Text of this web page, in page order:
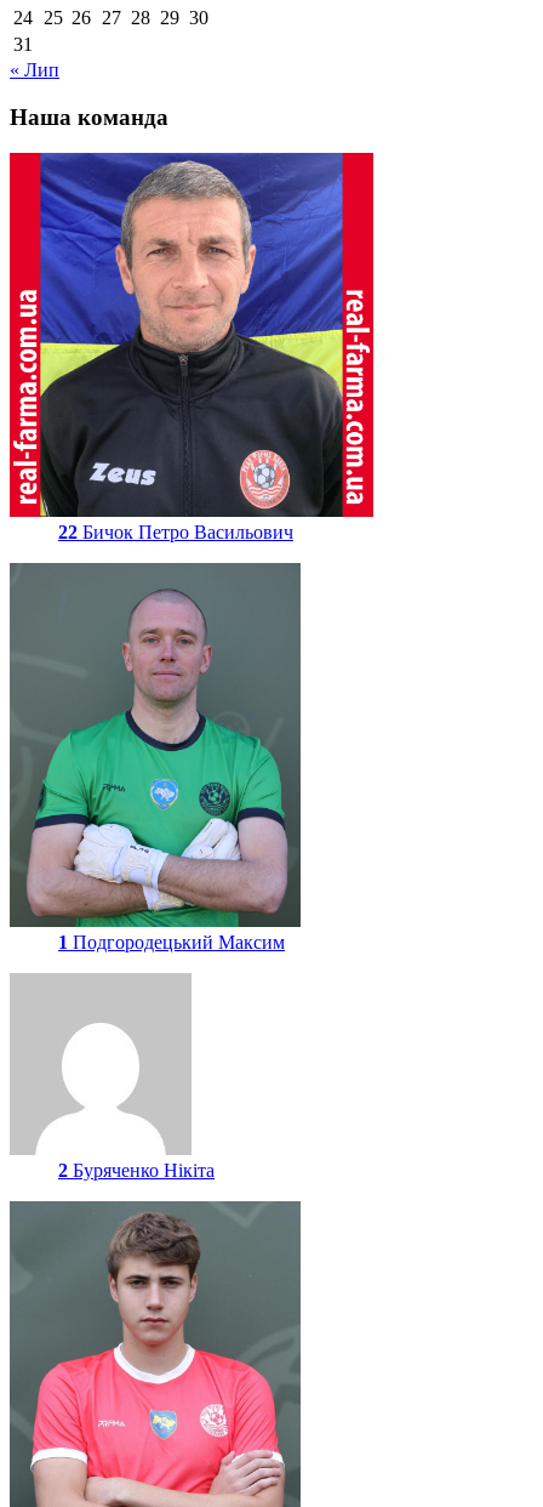
24 25 26 27 28 29 30
31
« Лип
Наша команда
22 Бичок Петро Васильович
1 Подгородецький Максим
2 Буряченко Нікіта